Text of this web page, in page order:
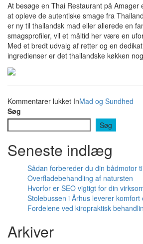
At besøge en Thai Restaurant på Amager
at opleve de autentiske smage fra
er ny til thailandsk mad eller allerede en
smagsprofiler, vil et måltid her være en
Med et bredt udvalg af retter og en
ingredienser er det thailandske køkken
Kommentarer lukkettil
autentiske
smagsoplevelser
Thailand
InMad og Sundhed
Søg
Søg
Seneste indlæg
Sådan forbereder du din bådmotor
Overfladebehandling af natursten
Hvorfor er SEO vigtigt for din
Stolebussen i Århus leverer komfort
Fordelene ved kiropraktisk
Arkiver